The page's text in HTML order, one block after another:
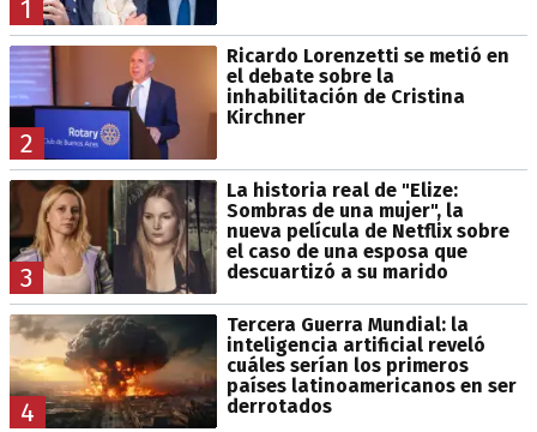
1
2
Ricardo Lorenzetti se metió en
el debate sobre la
inhabilitación de Cristina
Kirchner
3
La historia real de "Elize:
Sombras de una mujer", la
nueva película de Netflix sobre
el caso de una esposa que
descuartizó a su marido
4
Tercera Guerra Mundial: la
inteligencia artificial reveló
cuáles serían los primeros
países latinoamericanos en ser
derrotados